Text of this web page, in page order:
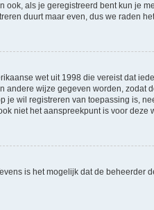
als je geregistreerd bent kun je
duurt maar even, dus we raden
wet uit 1998 die vereist dat
wijze gegeven worden,
wil registreren van toepassing is,
niet het aanspreekpunt is voor
is het mogelijk dat de beheerder